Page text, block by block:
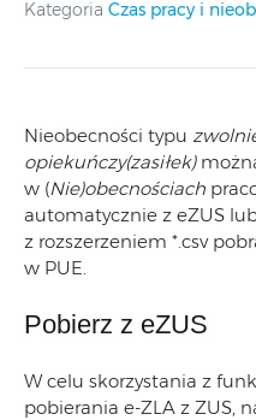
Kategoria Czas pracy i
Nieobecności typu
opiekuńczy(zasiłek)
w (Nie)obecnościach
automatycznie z eZUS
z rozszerzeniem *.csv
w PUE.
Pobierz z eZUS
W celu skorzystania z
pobierania e-ZLA z ZUS,